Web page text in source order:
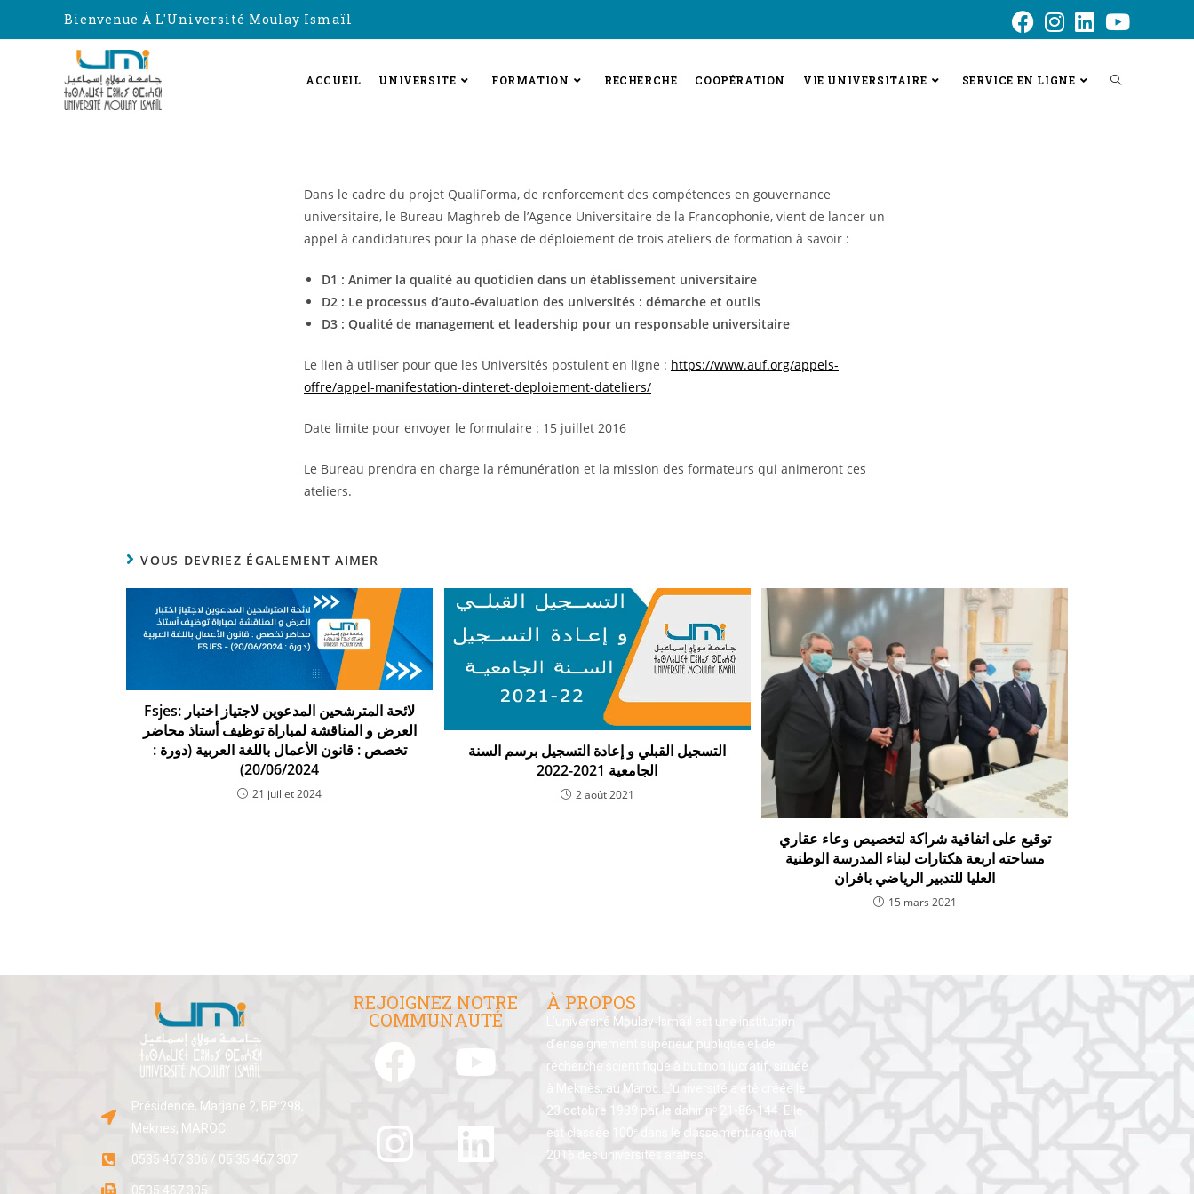
Bienvenue À L'Université Moulay Ismaïl
ACCUEIL UNIVERSITE FORMATION RECHERCHE COOPÉRATION VIE UNIVERSITAIRE SERVICE EN LIGNE
Dans le cadre du projet QualiForma, de renforcement des compétences en gouvernance
universitaire, le Bureau Maghreb de l’Agence Universitaire de la Francophonie, vient de lancer un
appel à candidatures pour la phase de déploiement de trois ateliers de formation à savoir :
D1 : Animer la qualité au quotidien dans un établissement universitaire
D2 : Le processus d’auto-évaluation des universités : démarche et outils
D3 : Qualité de management et leadership pour un responsable universitaire
Le lien à utiliser pour que les Universités postulent en ligne : https://www.auf.org/appels-
offre/appel-manifestation-dinteret-deploiement-dateliers/
Date limite pour envoyer le formulaire : 15 juillet 2016
Le Bureau prendra en charge la rémunération et la mission des formateurs qui animeront ces
ateliers.
VOUS DEVRIEZ ÉGALEMENT AIMER
Fsjes: لائحة المترشحين المدعوين لاجتياز اختبار
العرض و المناقشة لمباراة توظيف أستاذ محاضر
تخصص : قانون الأعمال باللغة العربية (دورة :
21 juillet 2024
التسجيل القبلي و إعادة التسجيل برسم السنة
الجامعية 2021-2022
2 août 2021
توقيع على اتفاقية شراكة لتخصيص وعاء عقاري
مساحته اربعة هكتارات لبناء المدرسة الوطنية
العليا للتدبير الرياضي بافران
15 mars 2021
Présidence, Marjane 2, BP:298,
Meknes, MAROC
0535 467 306 / 05 35 467 307
0535 467 305
REJOIGNEZ NOTRE
COMMUNAUTÉ
À PROPOS
L’université Moulay-Ismaïl est une institution
d’enseignement supérieur publique et de
recherche scientifique à but non lucratif, située
à Meknès, au Maroc. L’université a été créée le
23 octobre 1989 par le dahir nᵒ 21-86-144. Elle
est classée 100ᵉ dans le classement régional
2016 des universités arabes.